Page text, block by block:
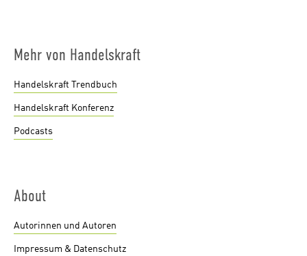
Mehr von Handelskraft
Handelskraft Trendbuch
Handelskraft Konferenz
Podcasts
About
Autorinnen und Autoren
Impressum & Datenschutz